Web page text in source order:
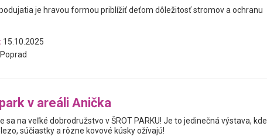
je hravou formou priblížiť deťom dôležitosť stromov a ochranu
15.10.2025
Poprad
v areáli Anička
sa na veľké dobrodružstvo v ŠROT PARKU! Je to jedinečná výstava, kde
súčiastky a rôzne kovové kúsky ožívajú!